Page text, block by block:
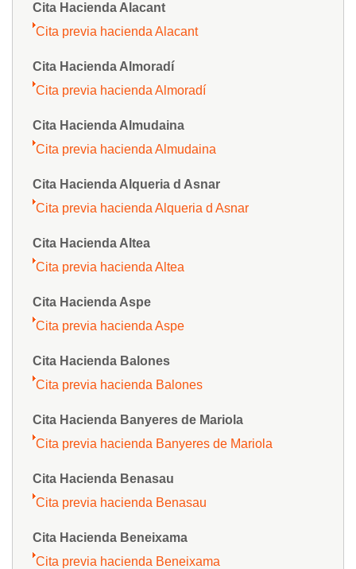
Cita Hacienda Alacant
Cita previa hacienda Alacant
Cita Hacienda Almoradí
Cita previa hacienda Almoradí
Cita Hacienda Almudaina
Cita previa hacienda Almudaina
Cita Hacienda Alqueria d Asnar
Cita previa hacienda Alqueria d Asnar
Cita Hacienda Altea
Cita previa hacienda Altea
Cita Hacienda Aspe
Cita previa hacienda Aspe
Cita Hacienda Balones
Cita previa hacienda Balones
Cita Hacienda Banyeres de Mariola
Cita previa hacienda Banyeres de Mariola
Cita Hacienda Benasau
Cita previa hacienda Benasau
Cita Hacienda Beneixama
Cita previa hacienda Beneixama